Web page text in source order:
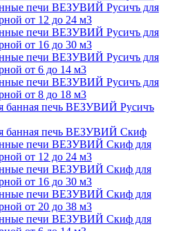
печи ВЕЗУВИЙ Русичъ для
от 12 до 24 м3
печи ВЕЗУВИЙ Русичъ для
от 16 до 30 м3
печи ВЕЗУВИЙ Русичъ для
от 6 до 14 м3
печи ВЕЗУВИЙ Русичъ для
от 8 до 18 м3
банная печь ВЕЗУВИЙ Русичъ
банная печь ВЕЗУВИЙ Скиф
печи ВЕЗУВИЙ Скиф для
от 12 до 24 м3
печи ВЕЗУВИЙ Скиф для
от 16 до 30 м3
печи ВЕЗУВИЙ Скиф для
от 20 до 38 м3
печи ВЕЗУВИЙ Скиф для